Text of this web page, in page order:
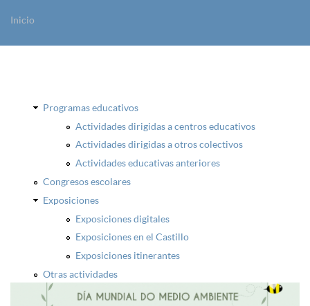
Inicio
Programas educativos
Actividades dirigidas a centros educativos
Actividades dirigidas a otros colectivos
Actividades educativas anteriores
Congresos escolares
Exposiciones
Exposiciones digitales
Exposiciones en el Castillo
Exposiciones itinerantes
Otras actividades